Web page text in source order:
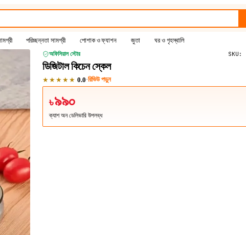
পরিচ্ছন্নতা সামগ্রী পোশাক ও ফ্যাশন জুতা ঘর ও গৃহস্থালি
অফিসিয়াল স্টোর SKU:
ডিজিটাল কিচেন স্কেল
★★★★★ 0.0·রিভিউ পড়ুন
৳৯৯০
ক্যাশ অন ডেলিভারি উপলব্ধ